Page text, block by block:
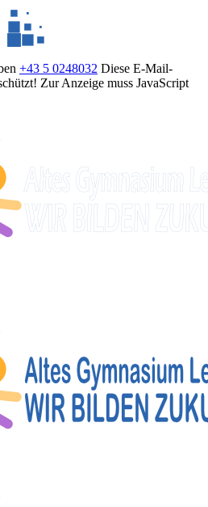
+43 5 0248032 Diese E-Mail-
Zur Anzeige muss JavaScript